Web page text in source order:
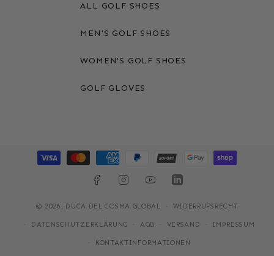
ALL GOLF SHOES
MEN'S GOLF SHOES
WOMEN'S GOLF SHOES
GOLF GLOVES
Zahlungsmethoden
FACEBOOKINSTAGRAM
YOUTUBELINKEDIN
© 2026, DUCA DEL COSMA GLOBAL WIDERRUFSRECHT
DATENSCHUTZERKLÄRUNG AGB VERSAND IMPRESSUM
KONTAKTINFORMATIONEN